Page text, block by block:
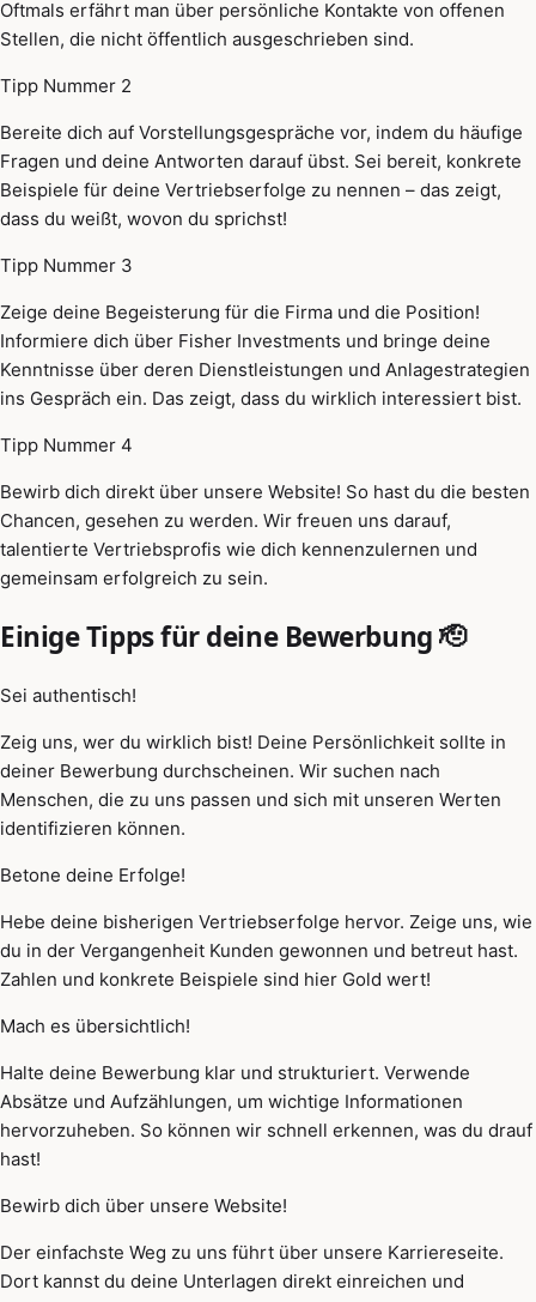
Oftmals erfährt man über persönliche Kontakte von offenen
Stellen, die nicht öffentlich ausgeschrieben sind.
Tipp Nummer 2
Bereite dich auf Vorstellungsgespräche vor, indem du häufige
Fragen und deine Antworten darauf übst. Sei bereit, konkrete
Beispiele für deine Vertriebserfolge zu nennen – das zeigt,
dass du weißt, wovon du sprichst!
Tipp Nummer 3
Zeige deine Begeisterung für die Firma und die Position!
Informiere dich über Fisher Investments und bringe deine
Kenntnisse über deren Dienstleistungen und Anlagestrategien
ins Gespräch ein. Das zeigt, dass du wirklich interessiert bist.
Tipp Nummer 4
Bewirb dich direkt über unsere Website! So hast du die besten
Chancen, gesehen zu werden. Wir freuen uns darauf,
talentierte Vertriebsprofis wie dich kennenzulernen und
gemeinsam erfolgreich zu sein.
Einige Tipps für deine Bewerbung 🫡
Sei authentisch!
Zeig uns, wer du wirklich bist! Deine Persönlichkeit sollte in
deiner Bewerbung durchscheinen. Wir suchen nach
Menschen, die zu uns passen und sich mit unseren Werten
identifizieren können.
Betone deine Erfolge!
Hebe deine bisherigen Vertriebserfolge hervor. Zeige uns, wie
du in der Vergangenheit Kunden gewonnen und betreut hast.
Zahlen und konkrete Beispiele sind hier Gold wert!
Mach es übersichtlich!
Halte deine Bewerbung klar und strukturiert. Verwende
Absätze und Aufzählungen, um wichtige Informationen
hervorzuheben. So können wir schnell erkennen, was du drauf
hast!
Bewirb dich über unsere Website!
Der einfachste Weg zu uns führt über unsere Karriereseite.
Dort kannst du deine Unterlagen direkt einreichen und